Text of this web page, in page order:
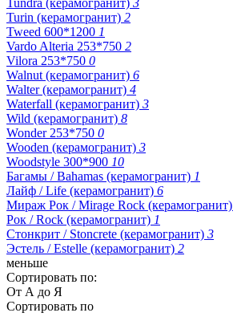
Turin (керамогранит) 2
Tweed 600*1200 1
Vardo Alteria 253*750 2
Vilora 253*750 0
Walnut (керамогранит) 6
Walter (керамогранит) 4
Waterfall (керамогранит) 3
Wild (керамогранит) 8
Wonder 253*750 0
Wooden (керамогранит) 3
Woodstyle 300*900 10
Багамы / Bahamas (керамогранит) 1
Лайф / Life (керамогранит) 6
Мираж Рок / Mirage Rock (керамогранит)
Рок / Rock (керамогранит) 1
Стонкрит / Stoncrete (керамогранит) 3
Эстель / Estelle (керамогранит) 2
меньше
Сортировать по:
От А до Я
Сортировать по